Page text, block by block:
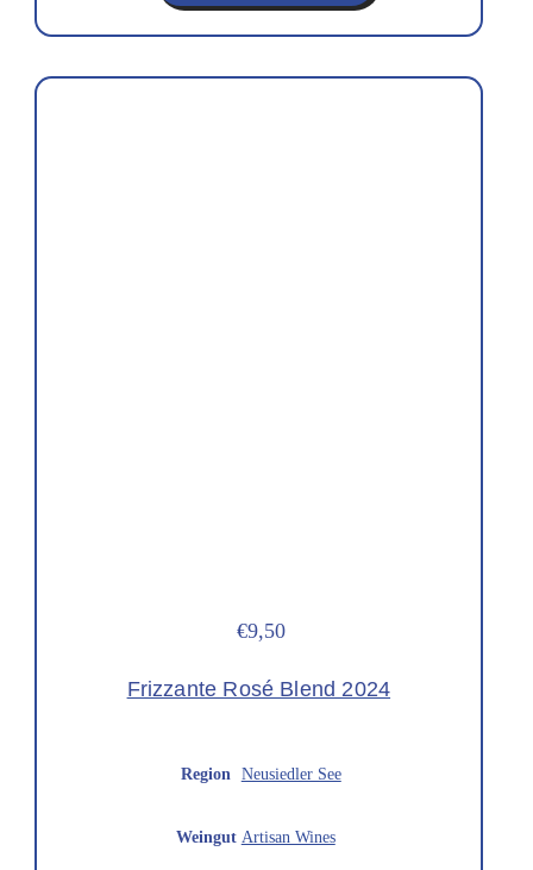
€9,50
Frizzante Rosé Blend 2024
Region Neusiedler See
Weingut Artisan Wines